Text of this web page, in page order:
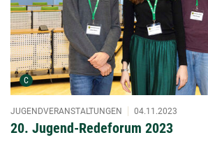
C Urheber der Grafik:
20. Jugend-Redeforum 2023
JUGENDVERANSTALTUNGEN 04.11.2023